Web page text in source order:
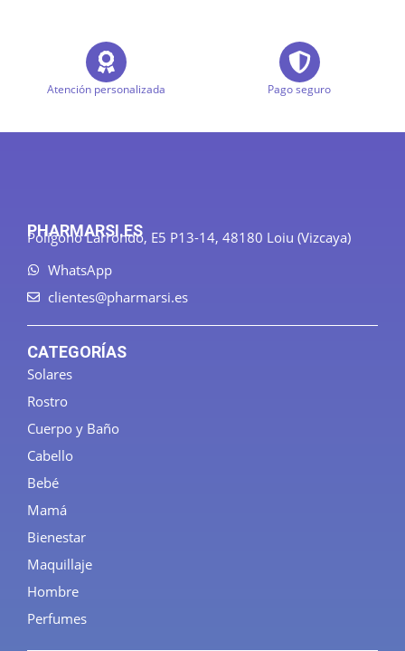
Atención personalizada Pago seguro
PHARMARSI.ES
Polígono Larrondo, E5 P13-14, 48180 Loiu (Vizcaya)
WhatsApp
clientes@pharmarsi.es
CATEGORÍAS
Solares
Rostro
Cuerpo y Baño
Cabello
Bebé
Mamá
Bienestar
Maquillaje
Hombre
Perfumes